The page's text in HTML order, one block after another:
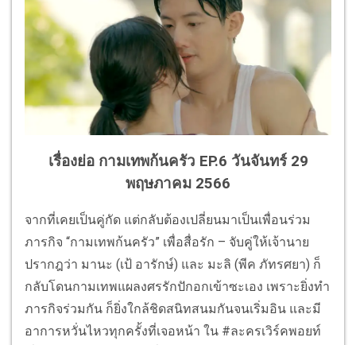
เรื่องย่อ กามเทพก้นครัว EP.6 วันจันทร์ 29
พฤษภาคม 2566
จากที่เคยเป็นคู่กัด แต่กลับต้องเปลี่ยนมาเป็นเพื่อนร่วม
ภารกิจ “กามเทพก้นครัว” เพื่อสื่อรัก – จับคู่ให้เจ้านาย
ปรากฎว่า มานะ (เป้ อารักษ์) และ มะลิ (พีค ภัทรศยา) ก็
กลับโดนกามเทพแผลงศรรักปักอกเข้าซะเอง เพราะยิ่งทำ
ภารกิจร่วมกัน ก็ยิ่งใกล้ชิดสนิทสนมกันจนเริ่มอิน และมี
อาการหวั่นไหวทุกครั้งที่เจอหน้า ใน #ละครเวิร์คพอยท์